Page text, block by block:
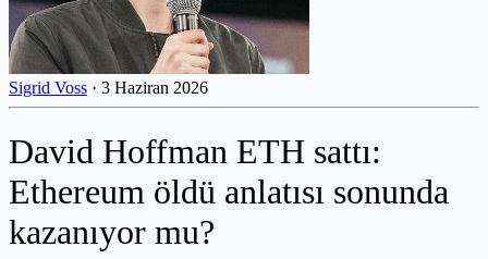
Sigrid Voss · 3 Haziran 2026
David Hoffman ETH sattı:
Ethereum öldü anlatısı sonunda
kazanıyor mu?